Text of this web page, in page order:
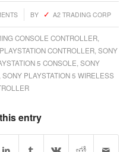
BY A2 TRADING CORP
CONSOLE CONTROLLER
PLAYSTATION CONTROLLER ,SONY
5 CONSOLE ,SONY
SONY PLAYSTATION 5 WIRELESS
entry